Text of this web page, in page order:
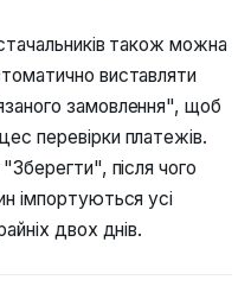
також можна
виставляти
замовлення", щоб
перевірки платежів.
після чого
імпортуються усі
двох днів.